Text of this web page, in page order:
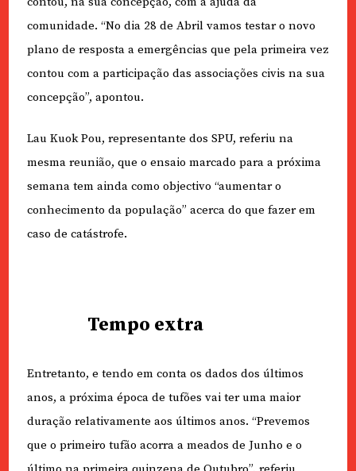
comunidade. “No dia 28 de Abril vamos testar o novo
plano de resposta a emergências que pela primeira vez
contou com a participação das associações civis na sua
concepção”, apontou.
Lau Kuok Pou, representante dos SPU, referiu na
mesma reunião, que o ensaio marcado para a próxima
semana tem ainda como objectivo “aumentar o
conhecimento da população” acerca do que fazer em
caso de catástrofe.
Tempo extra
Entretanto, e tendo em conta os dados dos últimos
anos, a próxima época de tufões vai ter uma maior
duração relativamente aos últimos anos. “Prevemos
que o primeiro tufão acorra a meados de Junho e o